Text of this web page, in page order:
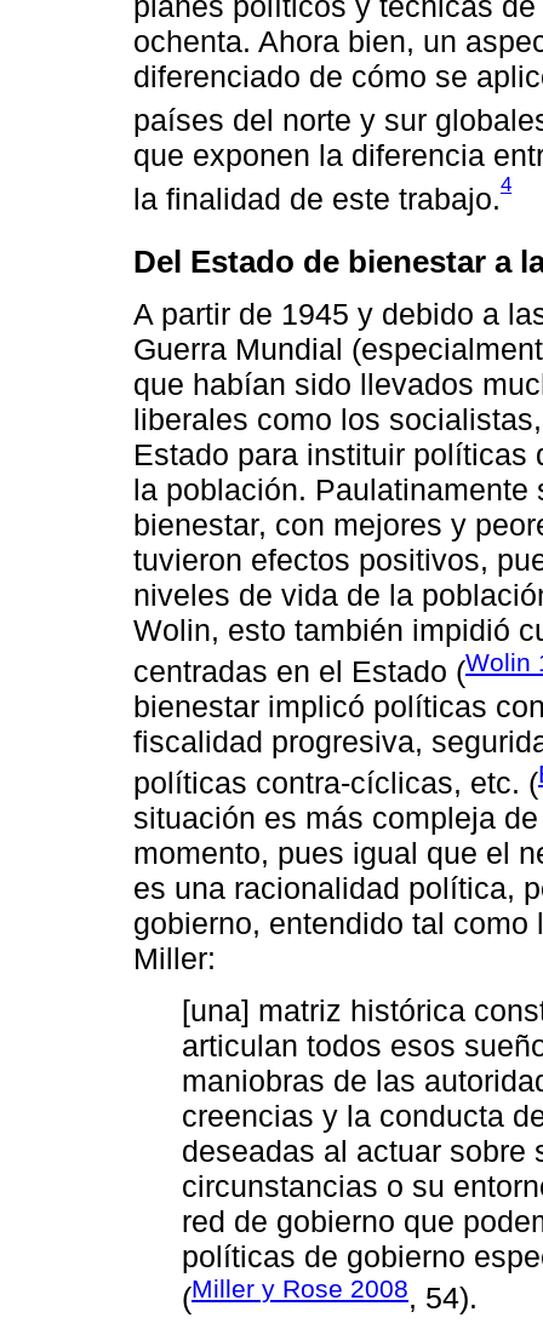
ochenta. Ahora bien, un
diferenciado de cómo se
países del norte y sur
que exponen la diferencia
la finalidad de este trabajo.4
Del Estado de bienestar a
A partir de 1945 y debido a
Guerra Mundial
que habían sido llevados
liberales como los
Estado para instituir políticas
la población.
bienestar, con mejores y
tuvieron efectos positivos,
niveles de vida de la
Wolin, esto también impidió
centradas en el Estado (Wolin
bienestar implicó políticas
fiscalidad progresiva,
políticas contra-cíclicas, etc. (
situación es más compleja
momento, pues igual que el
es una racionalidad política,
gobierno, entendido tal
Miller:
[una] matriz histórica
articulan todos esos
maniobras de las
creencias y la conducta
deseadas al actuar sobre
circunstancias o su
red de gobierno que
políticas de gobierno
(Miller y Rose 2008, 54).